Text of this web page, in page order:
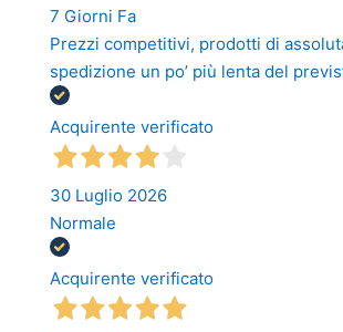
7 Giorni Fa
Prezzi competitivi, prodotti di
spedizione un po’ più lenta del
Acquirente verificato
30 Luglio 2026
Normale
Acquirente verificato